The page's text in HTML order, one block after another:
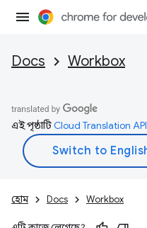
Docs Workbox
এই পৃষ্ঠাটিCloud Translation API
হোম Docs Workbox